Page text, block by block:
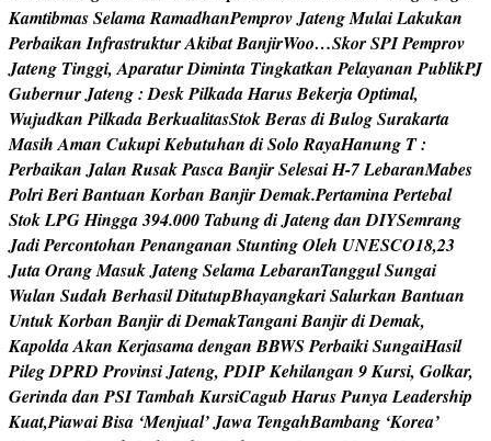
KamtibmasSelamaRamadhanPemprovJatengMulaiLakukan
Perbaikan InfrastrukturAkibatBanjirWoo…SkorSPIPemprov
Jateng Tinggi, AparaturDiminta Tingkatkan Pelayanan PublikPJ
GubernurJateng: DeskPilkadaHarusBekerjaOptimal,
Wujudkan PilkadaBerkualitasStokBerasdiBulogSurakarta
Masih Aman CukupiKebutuhan diSolo RayaHanung T:
Perbaikan Jalan RusakPascaBanjirSelesaiH-7LebaranMabes
PolriBeriBantuan Korban BanjirDemak.PertaminaPertebal
StokLPGHingga394.000 TabungdiJatengdan DIYSemrang
JadiPercontohan Penanganan StuntingOleh UNESCO18,23
JutaOrangMasukJatengSelamaLebaranTanggulSungai
Wulan Sudah BerhasilDitutupBhayangkariSalurkan Bantuan
UntukKorban BanjirdiDemakTanganiBanjirdiDemak,
KapoldaAkan Kerjasamadengan BBWSPerbaikiSungaiHasil
PilegDPRD ProvinsiJateng, PDIPKehilangan 9Kursi, Golkar,
Gerindadan PSI Tambah KursiCagub HarusPunyaLeadership
Kuat,PiawaiBisa ‘Menjual’Jawa TengahBambang ‘Korea’